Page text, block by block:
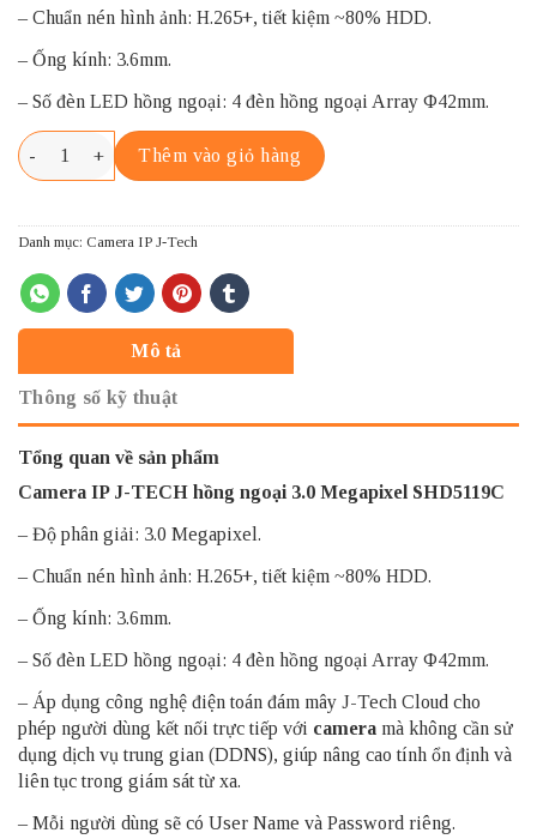
– Chuẩn nén hình ảnh: H.265+, tiết kiệm ~80% HDD.
– Ống kính: 3.6mm.
– Số đèn LED hồng ngoại: 4 đèn hồng ngoại Array Φ42mm.
J-TECH SHD5119C số lượng
Thêm vào giỏ hàng
Danh mục: Camera IP J-Tech
Mô tả
Thông số kỹ thuật
Tổng quan về sản phẩm
Camera IP J-TECH hồng ngoại 3.0 Megapixel SHD5119C
– Độ phân giải: 3.0 Megapixel.
– Chuẩn nén hình ảnh: H.265+, tiết kiệm ~80% HDD.
– Ống kính: 3.6mm.
– Số đèn LED hồng ngoại: 4 đèn hồng ngoại Array Φ42mm.
– Áp dụng công nghệ điện toán đám mây J-Tech Cloud cho
phép người dùng kết nối trực tiếp với camera mà không cần sử
dụng dịch vụ trung gian (DDNS), giúp nâng cao tính ổn định và
liên tục trong giám sát từ xa.
– Mỗi người dùng sẽ có User Name và Password riêng.